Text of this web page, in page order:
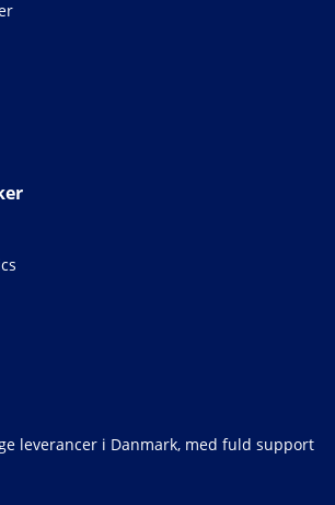
leverancer i Danmark, med fuld support